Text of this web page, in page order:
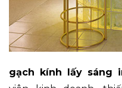
gạch kính lấy sáng